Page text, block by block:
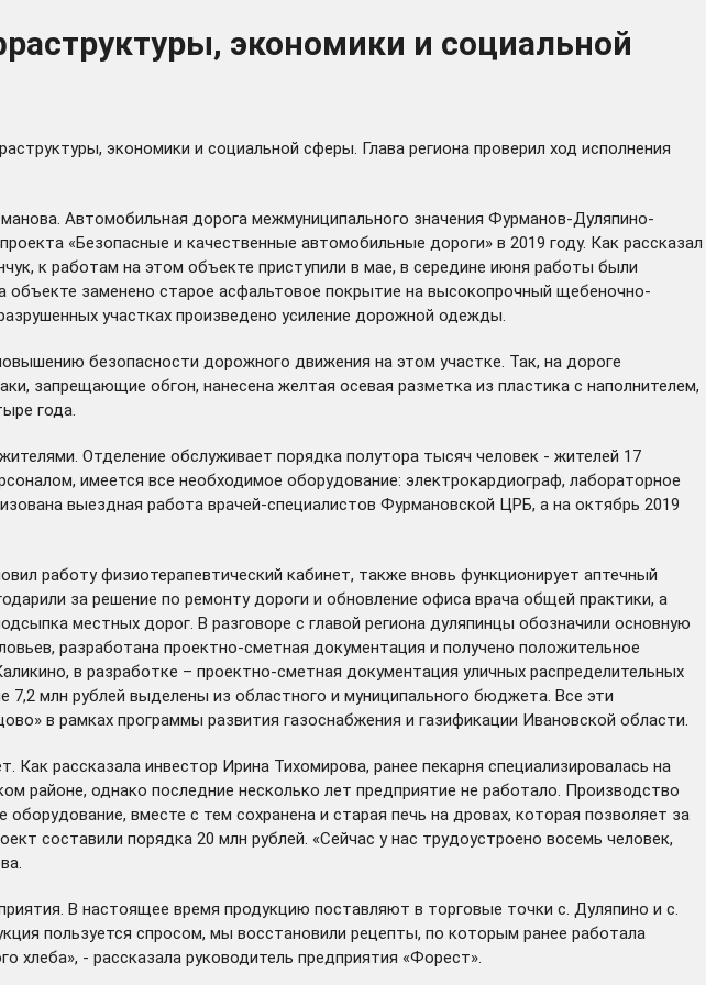
экономики и социальной
экономики и социальной сферы. Глава региона проверил ход исполнения
Автомобильная дорога межмуниципального значения Фурманов-Дуляпино-
«Безопасные и качественные автомобильные дороги» в 2019 году. Как рассказал
к работам на этом объекте приступили в мае, в середине июня работы были
объекте заменено старое асфальтовое покрытие на высокопрочный щебеночно-
участках произведено усиление дорожной одежды.
безопасности дорожного движения на этом участке. Так, на дороге
запрещающие обгон, нанесена желтая осевая разметка из пластика с наполнителем,
года.
Отделение обслуживает порядка полутора тысяч человек - жителей 17
имеется все необходимое оборудование: электрокардиограф, лабораторное
выездная работа врачей-специалистов Фурмановской ЦРБ, а на октябрь 2019
работу физиотерапевтический кабинет, также вновь функционирует аптечный
за решение по ремонту дороги и обновление офиса врача общей практики, а
местных дорог. В разговоре с главой региона дуляпинцы обозначили основную
разработана проектно-сметная документация и получено положительное
в разработке – проектно-сметная документация уличных распределительных
млн рублей выделены из областного и муниципального бюджета. Все эти
в рамках программы развития газоснабжения и газификации Ивановской области.
рассказала инвестор Ирина Тихомирова, ранее пекарня специализировалась на
районе, однако последние несколько лет предприятие не работало. Производство
вместе с тем сохранена и старая печь на дровах, которая позволяет за
составили порядка 20 млн рублей. «Сейчас у нас трудоустроено восемь человек,
В настоящее время продукцию поставляют в торговые точки с. Дуляпино и с.
пользуется спросом, мы восстановили рецепты, по которым ранее работала
хлеба», - рассказала руководитель предприятия «Форест».